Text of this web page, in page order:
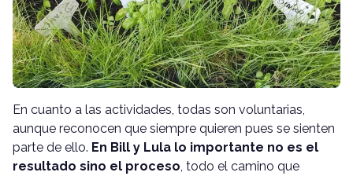
En cuanto a las actividades, todas son voluntarias,
aunque reconocen que siempre quieren pues se sienten
parte de ello. En Bill y Lula lo importante no es el
resultado sino el proceso, todo el camino que